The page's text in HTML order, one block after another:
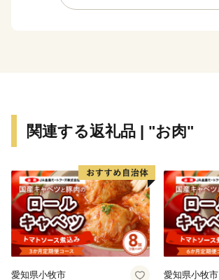
関連する返礼品 | "お肉"
愛知県小牧市 愛知県小牧市